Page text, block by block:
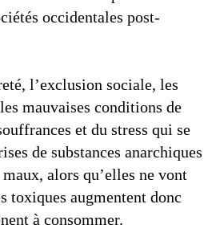
occidentales post-
l’exclusion sociale, les
mauvaises conditions de
et du stress qui se
de substances anarchiques
alors qu’elles ne vont
toxiques augmentent donc
à consommer.